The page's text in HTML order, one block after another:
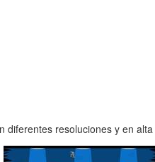
diferentes resoluciones y en